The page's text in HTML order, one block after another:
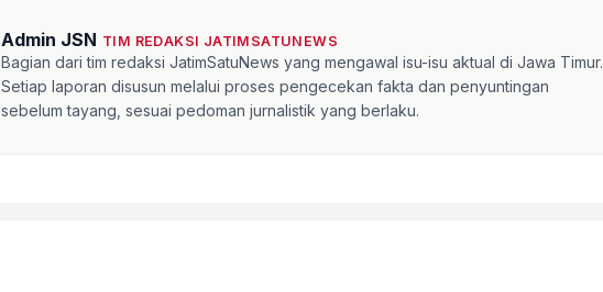
Admin JSN TIM REDAKSI JATIMSATUNEWS
Bagian dari tim redaksi JatimSatuNews yang mengawal isu-isu aktual di Jawa Timur.
Setiap laporan disusun melalui proses pengecekan fakta dan penyuntingan
sebelum tayang, sesuai pedoman jurnalistik yang berlaku.